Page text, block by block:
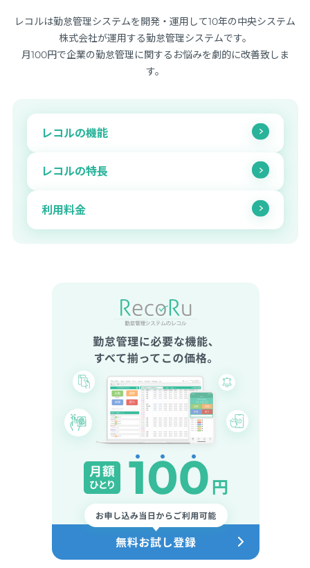
レコルは勤怠管理システムを開発・運用して10年の中央システム
株式会社が運用する勤怠管理システムです。
月100円で企業の勤怠管理に関するお悩みを劇的に改善致しま
す。
レコルの機能
レコルの特長
利用料金